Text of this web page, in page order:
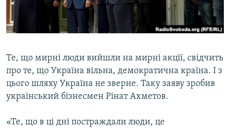
ВІДЕОУРОКИ «ELIFBE»
СВІДЧЕННЯ ОКУПАЦІЇ
ІНФОГРАФІКА
Русский
Qırımtatar
ДОЛУЧАЙСЯ!
Те, що мирні люди вийшли на мирні акції, свідчить
про те, що Україна вільна, демократична країна. І з
цього шляху Україна не зверне. Таку заяву зробив
український бізнесмен Рінат Ахметов.
«Те, що в ці дні постраждали люди, це